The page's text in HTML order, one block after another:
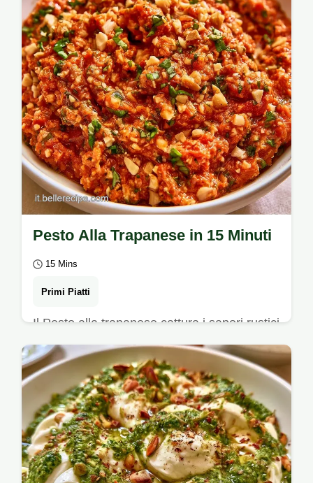
Pesto Alla Trapanese in 15 Minuti
15 Mins
Primi Piatti
Il Pesto alla trapanese cattura i sapori rustici
della Sicilia. La guida include i passaggi
della ricetta per la giusta…